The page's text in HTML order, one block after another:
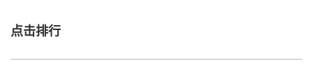
点击排行